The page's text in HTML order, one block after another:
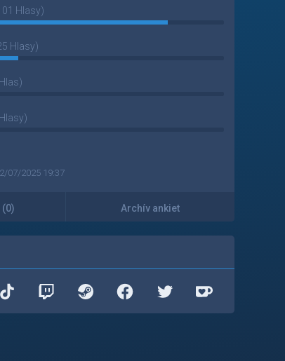
Hlasy)
Hlasy)
07/2025 19:37
Archív ankiet